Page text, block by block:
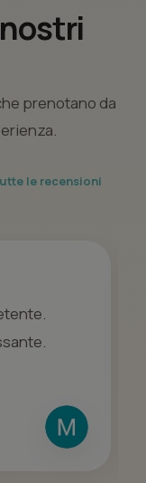
prenotano da
le recensioni